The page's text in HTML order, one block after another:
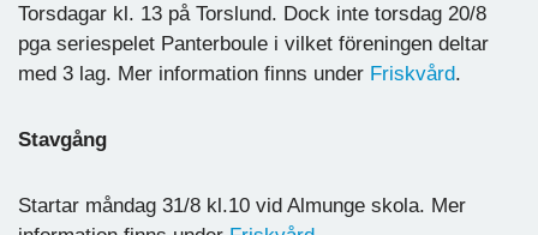
Torsdagar kl. 13 på Torslund. Dock inte torsdag 20/8
pga seriespelet Panterboule i vilket föreningen deltar
med 3 lag. Mer information finns under Friskvård.
Stavgång
Startar måndag 31/8 kl.10 vid Almunge skola. Mer